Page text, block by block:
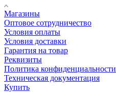
Магазины
Оптовое сотрудничество
Условия оплаты
Условия доставки
Гарантия на товар
Реквизиты
Политика конфиденциальности
Техническая документация
Купить